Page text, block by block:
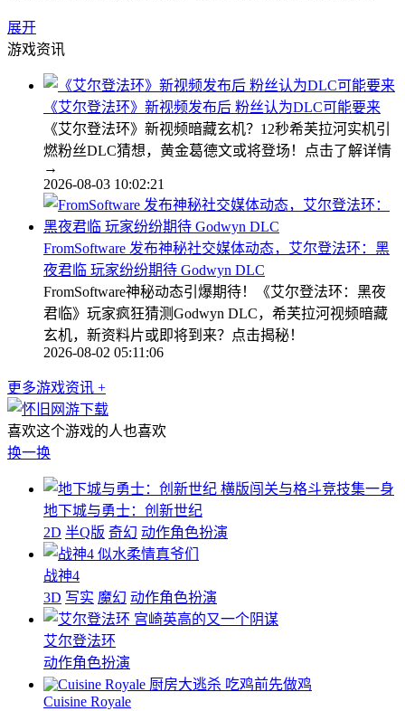
展开
游戏资讯
《艾尔登法环》新视频发布后 粉丝认为DLC可能要来
《艾尔登法环》新视频暗藏玄机？12秒希芙拉河实机引
燃粉丝DLC猜想，黄金葛德文或将登场！点击了解详情
→
2026-08-03 10:02:21
FromSoftware 发布神秘社交媒体动态，艾尔登法环：黑
夜君临 玩家纷纷期待 Godwyn DLC
FromSoftware神秘动态引爆期待！《艾尔登法环：黑夜
君临》玩家疯狂猜测Godwyn DLC，希芙拉河视频暗藏
玄机，新资料片或即将到来？点击揭秘！
2026-08-02 05:11:06
更多游戏资讯 +
喜欢这个游戏的人也喜欢
换一换
横版闯关与格斗竞技集一身
地下城与勇士：创新世纪
2D 半Q版 奇幻 动作角色扮演
似水柔情真爷们
战神4
3D 写实 魔幻 动作角色扮演
宫崎英高的又一个阴谋
艾尔登法环
动作角色扮演
厨房大逃杀 吃鸡前先做鸡
Cuisine Royale